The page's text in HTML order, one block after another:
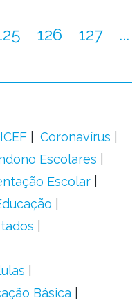
126 127 ...
Coronavírus
Escolares
Escolar
Básica